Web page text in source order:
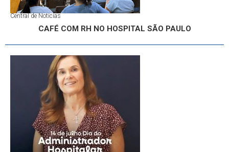
Central de Notícias
CAFÉ COM RH NO HOSPITAL SÃO PAULO